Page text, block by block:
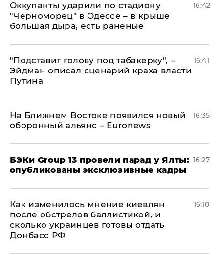
Оккупанты ударили по стадиону
"Черноморец" в Одессе – в крыше
большая дыра, есть раненые
16:42
​"Подставит голову под табакерку", –
Эйдман описал сценарий краха власти
Путина
16:41
На Ближнем Востоке появился новый
оборонный альянс – Euronews
16:35
​БЭКи Group 13 провели парад у Ялты:
опубликованы эксклюзивные кадры
16:27
Как изменилось мнение киевлян
после обстрелов баллистикой, и
сколько украинцев готовы отдать
Донбасс РФ
16:10